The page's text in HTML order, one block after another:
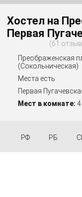
Хостел на
Первая
61 отзыв
Преображенская
(Сокольническая)
Места есть
Первая
Мест в комнате: 4
РФ РБ